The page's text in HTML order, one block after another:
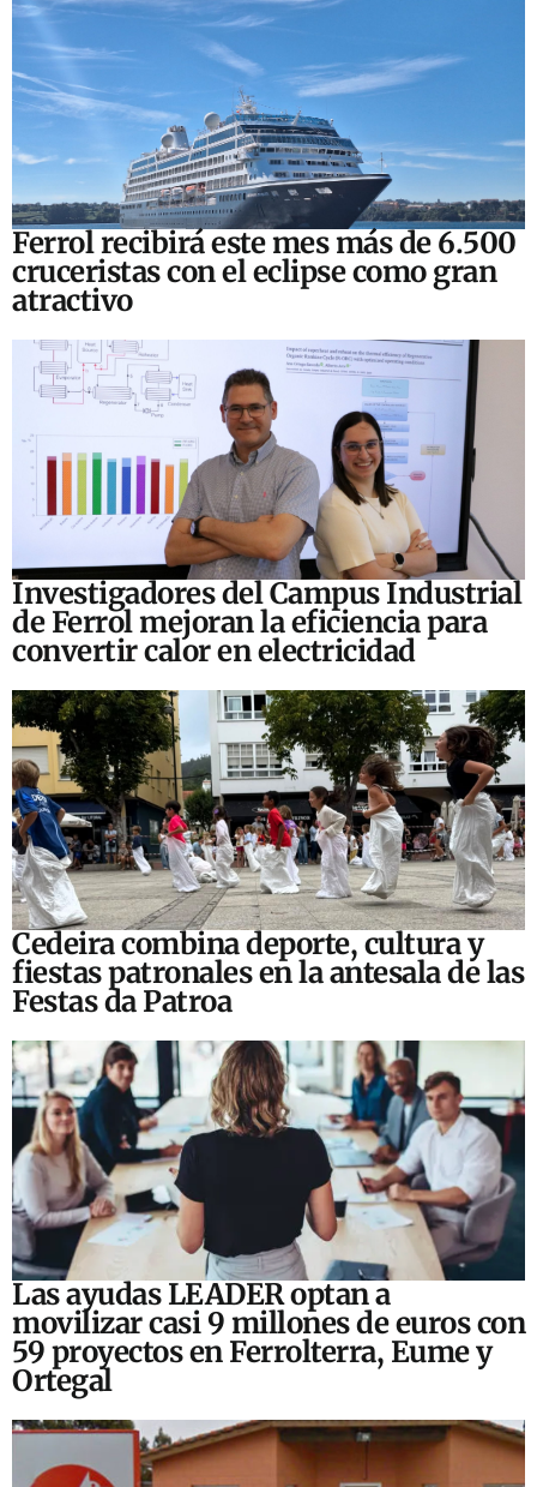
Ferrol recibirá este mes más de 6.500
cruceristas con el eclipse como gran
atractivo
Investigadores del Campus Industrial
de Ferrol mejoran la eficiencia para
convertir calor en electricidad
Cedeira combina deporte, cultura y
fiestas patronales en la antesala de las
Festas da Patroa
Las ayudas LEADER optan a
movilizar casi 9 millones de euros con
59 proyectos en Ferrolterra, Eume y
Ortegal